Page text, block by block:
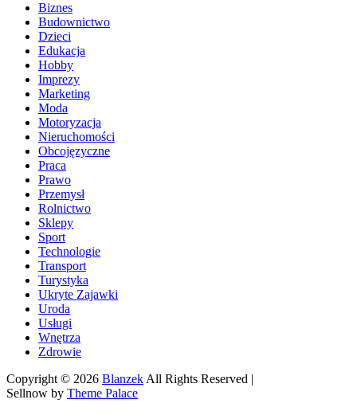
Biznes
Budownictwo
Dzieci
Edukacja
Hobby
Imprezy
Marketing
Moda
Motoryzacja
Nieruchomości
Obcojęzyczne
Praca
Prawo
Przemysł
Rolnictwo
Sklepy
Sport
Technologie
Transport
Turystyka
Ukryte Zajawki
Uroda
Usługi
Wnętrza
Zdrowie
Copyright © 2026 Blanzek All Rights Reserved |
Sellnow by Theme Palace